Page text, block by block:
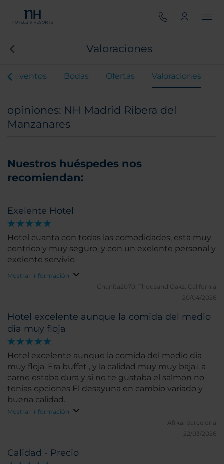
Valoraciones
y eventos Bodas Ofertas Valoraciones
opiniones: NH Madrid Ribera del
Manzanares
Nuestros huéspedes nos
recomiendan:
Exelente Hotel
Hotel cuanta con todas las comodidades, esta muy
centrico y muy seguro, y con un exelente personal y
exelente servivio
Mostrar información
Chanita2070. Thousand Oaks, California
20/04/2026
Hotel excelente aunque la comida del medio
dia muy floja
Hotel excelente aunque la comida del medio dia
muy floja. Era buffet , y la calidad muy muy baja.La
carne estaba dura y si no te gustaba el salmon no
tenias opciones El desayuna en cambio variado y
buena calidad.
Mostrar información
Afrka. barcelona
22/03/2026
Calidad - Precio